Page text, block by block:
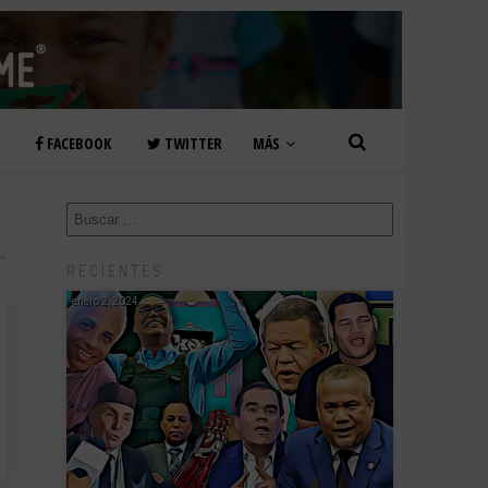
FACEBOOK TWITTER MÁS
RECIENTES
enero 2, 2024